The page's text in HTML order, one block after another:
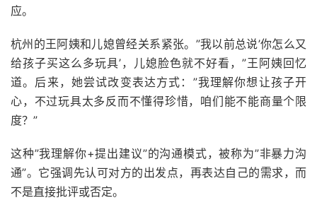
应。
杭州的王阿姨和儿媳曾经关系紧张。”我以前总说’你怎么又
给孩子买这么多玩具’，儿媳脸色就不好看，”王阿姨回忆
道。后来，她尝试改变表达方式：”我理解你想让孩子开
心，不过玩具太多反而不懂得珍惜，咱们能不能商量个限
度？”
这种”我理解你+提出建议”的沟通模式，被称为”非暴力沟
通”。它强调先认可对方的出发点，再表达自己的需求，而
不是直接批评或否定。